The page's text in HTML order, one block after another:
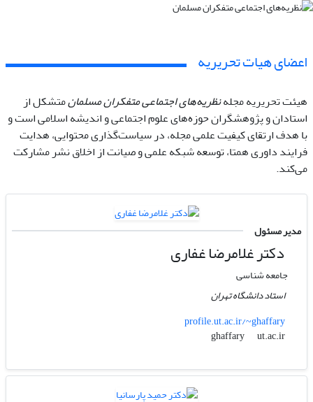
اعضای هیات تحریریه
هیئت تحریریه مجلهنظریه‌های اجتماعی متفکران مسلمانمتشکل از
استادان و پژوهشگران حوزه‌های علوم اجتماعی و اندیشه اسلامی است و
با هدف ارتقای کیفیت علمی مجله، در سیاست‌گذاری محتوایی، هدایت
فرایند داوری همتا، توسعه شبکه علمی و صیانت از اخلاق نشر مشارکت
می‌کند.
مدیر مسئول
دکتر غلامرضا غفاری
جامعه شناسی
استاد دانشگاه تهران
profile.ut.ac.ir/~ghaffary
ghaffary
ut.ac.ir